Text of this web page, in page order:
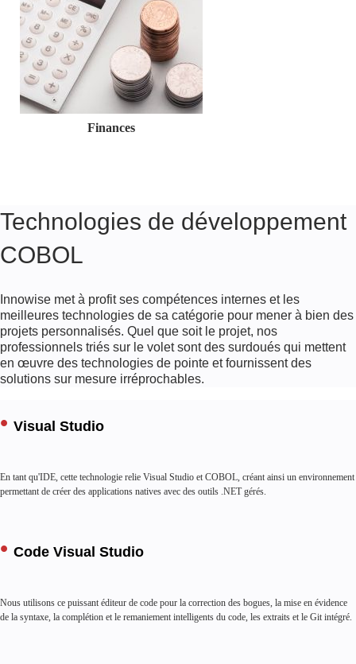
Finances
Éducation
Technologies de développement
COBOL
Innowise met à profit ses compétences internes et les
meilleures technologies de sa catégorie pour mener à bien des
projets personnalisés. Quel que soit le projet, nos
professionnels triés sur le volet sont des surdoués qui mettent
en œuvre des technologies de pointe et fournissent des
solutions sur mesure irréprochables.
Visual Studio
En tant qu'IDE, cette technologie relie Visual Studio et COBOL, créant ainsi un environnement
permettant de créer des applications natives avec des outils .NET gérés.
Code Visual Studio
Nous utilisons ce puissant éditeur de code pour la correction des bogues, la mise en évidence
de la syntaxe, la complétion et le remaniement intelligents du code, les extraits et le Git intégré.